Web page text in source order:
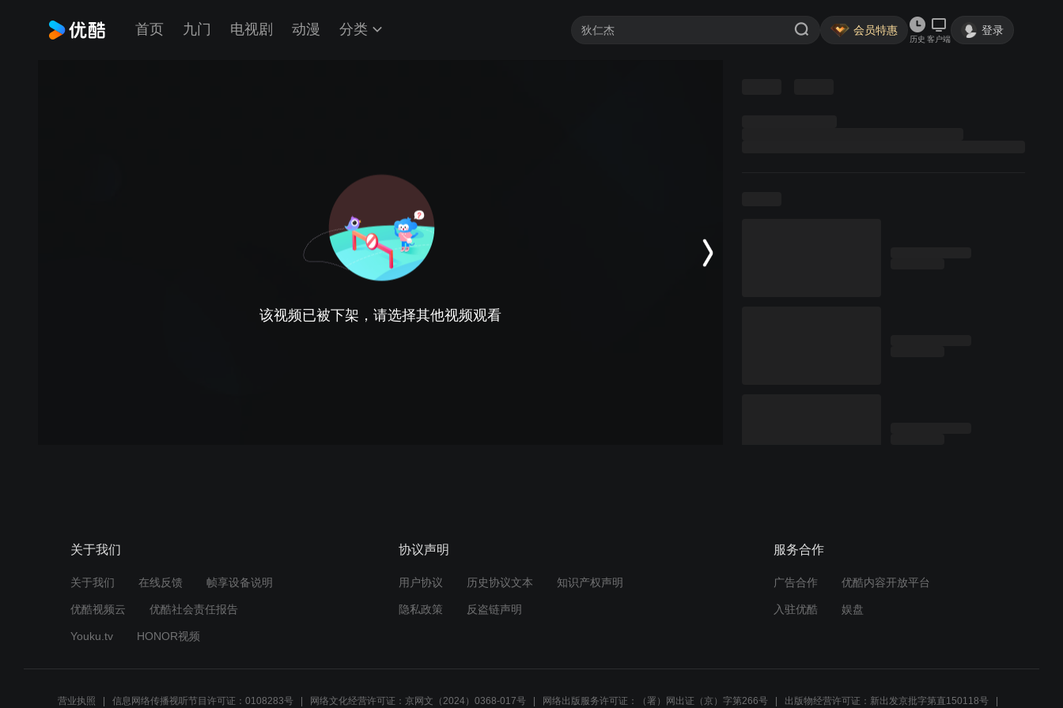
首页 九门 电视剧 动漫 分类 会员特惠
历史 客户端
登录
该视频已被下架，请选择其他视频观看
关于我们
关于我们 在线反馈 帧享设备说明
优酷视频云 优酷社会责任报告
Youku.tv HONOR视频
协议声明
用户协议 历史协议文本 知识产权声明
隐私政策 反盗链声明
服务合作
广告合作 优酷内容开放平台
入驻优酷 娱盘
营业执照 信息网络传播视听节目许可证：0108283号 网络文化经营许可证：京网文（2024）0368-017号 网络出版服务许可证：（署）网出证（京）字第266号 出版物经营许可证：新出发京批字第直150118号